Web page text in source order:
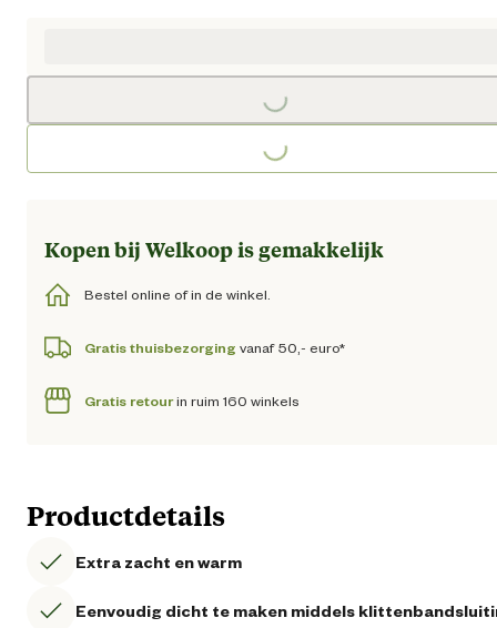
Loading...
Loading...
Kopen bij Welkoop is gemakkelijk
Bestel online of in de winkel.
Gratis thuisbezorging vanaf 50,- euro*
Gratis retourin ruim 160 winkels
Productdetails
Extra zacht en warm
Eenvoudig dicht te maken middels